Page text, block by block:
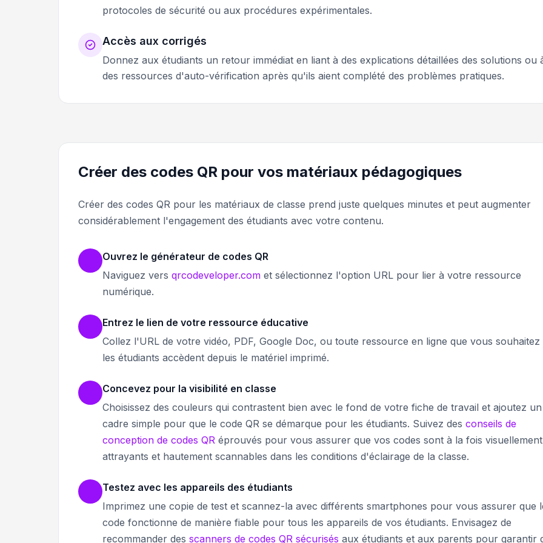
protocoles de sécurité ou aux procédures expérimentales.
Accès aux corrigés
Donnez aux étudiants un retour immédiat en liant à des explications détaillées des solutions ou
des ressources d'auto-vérification après qu'ils aient complété des problèmes pratiques.
Créer des codes QR pour vos matériaux pédagogiques
Créer des codes QR pour les matériaux de classe prend juste quelques minutes et peut augmenter
considérablement l'engagement des étudiants avec votre contenu.
Ouvrez le générateur de codes QR
Naviguez vers qrcodeveloper.com et sélectionnez l'option URL pour lier à votre ressource
numérique.
Entrez le lien de votre ressource éducative
Collez l'URL de votre vidéo, PDF, Google Doc, ou toute ressource en ligne que vous souhaitez
les étudiants accèdent depuis le matériel imprimé.
Concevez pour la visibilité en classe
Choisissez des couleurs qui contrastent bien avec le fond de votre fiche de travail et ajoutez un
cadre simple pour que le code QR se démarque pour les étudiants. Suivez des conseils de
conception de codes QR éprouvés pour vous assurer que vos codes sont à la fois visuellement
attrayants et hautement scannables dans les conditions d'éclairage de la classe.
Testez avec les appareils des étudiants
Imprimez une copie de test et scannez-la avec différents smartphones pour vous assurer que
code fonctionne de manière fiable pour tous les appareils de vos étudiants. Envisagez de
recommander des scanners de codes QR sécurisés aux étudiants et aux parents pour garantir